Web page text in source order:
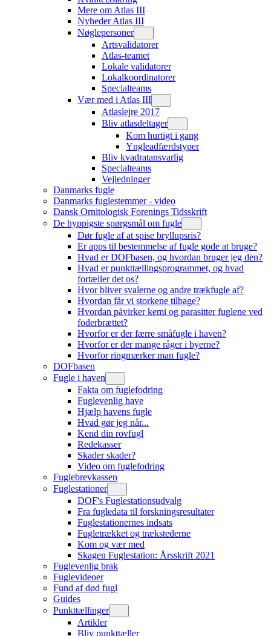
Mere om Atlas III
Nyheder Atlas III
Nøglepersoner
Artsvalidatorer
Atlas-teamet
Lokale validatorer
Lokalkoordinatorer
Specialteams
Vær med i Atlas III
Atlaslejre 2017
Bliv atlasdeltager
Kom hurtigt i gang
Yngleadfærdstyper
Bliv kvadratansvarlig
Specialteams
Vejledninger
Danmarks fugle
Danmarks fuglestemmer - video
Dansk Ornitologisk Forenings Tidsskrift
De hyppigste spørgsmål om fugle
Dør fugle af at spise bryllupsris?
Er apps til bestemmelse af fugle gode at bruge?
Hvad er DOFbasen, og hvordan bruger jeg den?
Hvad er punkttællingsprogrammet, og hvad
fortæller det os?
Hvor bliver svalerne og andre trækfugle af?
Hvordan får vi storkene tilbage?
Hvordan påvirker kemi og parasitter fuglene ved
foderbrættet?
Hvorfor er der færre småfugle i haven?
Hvorfor er der mange råger i byerne?
Hvorfor ringmærker man fugle?
DOFbasen
Fugle i haven
Fakta om fuglefodring
Fuglevenlig have
Hjælp havens fugle
Hvad gør jeg når...
Kend din rovfugl
Redekasser
Skader skader?
Video om fuglefodring
Fuglebrevkassen
Fuglestationer
DOF's Fuglestationsudvalg
Fra fugledata til forskningsresultater
Fuglestationernes indsats
Fugletrækket og trækstederne
Kom og vær med
Skagen Fuglestation: Årsskrift 2021
Fuglevenlig brak
Fuglevideoer
Fund af død fugl
Guides
Punkttællinger
Artikler
Bliv punkttæller